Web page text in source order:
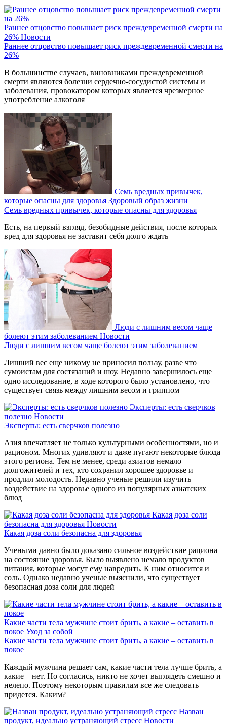
Раннее отцовство повышает риск преждевременной смерти на
26% Новости
Раннее отцовство повышает риск преждевременной смерти на
26%
В большинстве случаев, виновниками преждевременной
смерти являются болезни сердечно-сосудистой системы и
заболевания, провокатором которых является чрезмерное
употребление алкоголя
Семь вредных привычек,
которые опасны для здоровья Здоровый образ жизни
Семь вредных привычек, которые опасны для здоровья
Есть, на первый взгляд, безобидные действия, после которых
вред для здоровья не заставит себя долго ждать
Люди с лишним весом чаще
болеют этим заболеванием Новости
Люди с лишним весом чаще болеют этим заболеванием
Лишний вес еще никому не приносил пользу, разве что
сумоистам для состязаний и шоу. Недавно завершилось еще
одно исследование, в ходе которого было установлено, что
существует связь между лишним весом и гриппом
Эксперты: есть сверчков
полезно Новости
Эксперты: есть сверчков полезно
Азия впечатляет не только культурными особенностями, но и
рационом. Многих удивляют и даже пугают некоторые блюда
этого региона. Тем не менее, среди азиатов немало
долгожителей и тех, кто сохранил хорошее здоровье и
продлил молодость. Недавно ученые решили изучить
воздействие на здоровье одного из популярных азиатских
блюд
Какая доза соли
безопасна для здоровья Новости
Какая доза соли безопасна для здоровья
Учеными давно было доказано сильное воздействие рациона
на состояние здоровья. Было выявлено немало продуктов
питания, которые могут ему навредить. К ним относится и
соль. Однако недавно ученые выяснили, что существует
безопасная доза соли для людей
Какие части тела мужчине стоит брить, а какие – оставить в
покое Уход за собой
Какие части тела мужчине стоит брить, а какие – оставить в
покое
Каждый мужчина решает сам, какие части тела лучше брить, а
какие – нет. Но согласись, никто не хочет выглядеть смешно и
нелепо. Поэтому некоторым правилам все же следовать
придется. Каким?
Назван
продукт, идеально устраняющий стресс Новости